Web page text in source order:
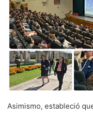
Asimismo, estableció